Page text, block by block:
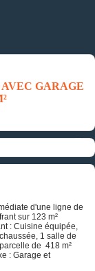
GARAGE
d'une ligne de
sur 123 m²
: Cuisine équipée,
1 salle de
de 418 m²
: Garage et